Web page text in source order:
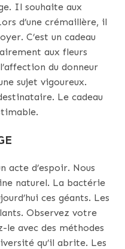
Il souhaite aux
d’une crémaillère, il
C’est un cadeau
aux fleurs
du donneur
sujet vigoureux.
Le cadeau
acte d’espoir. Nous
naturel. La bactérie
ces géants. Les
Observez votre
le avec des méthodes
qu’il abrite. Les